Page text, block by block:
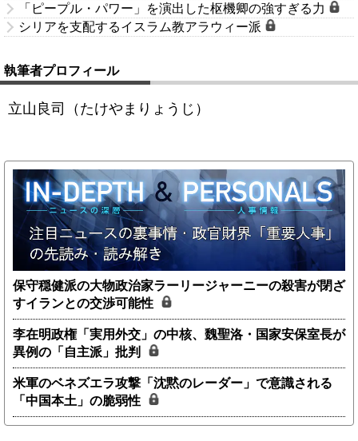
「ピープル・パワー」を演出した枢機卿の強すぎる力
シリアを支配するイスラム教アラウィー派
執筆者プロフィール
立山良司（たけやまりょうじ）
保守穏健派の大物政治家ラーリージャーニーの殺害が閉ざ
すイランとの交渉可能性
李在明政権「実用外交」の中核、魏聖洛・国家安保室長が
異例の「自主派」批判
米軍のベネズエラ攻撃「沈黙のレーダー」で意識される
「中国本土」の脆弱性